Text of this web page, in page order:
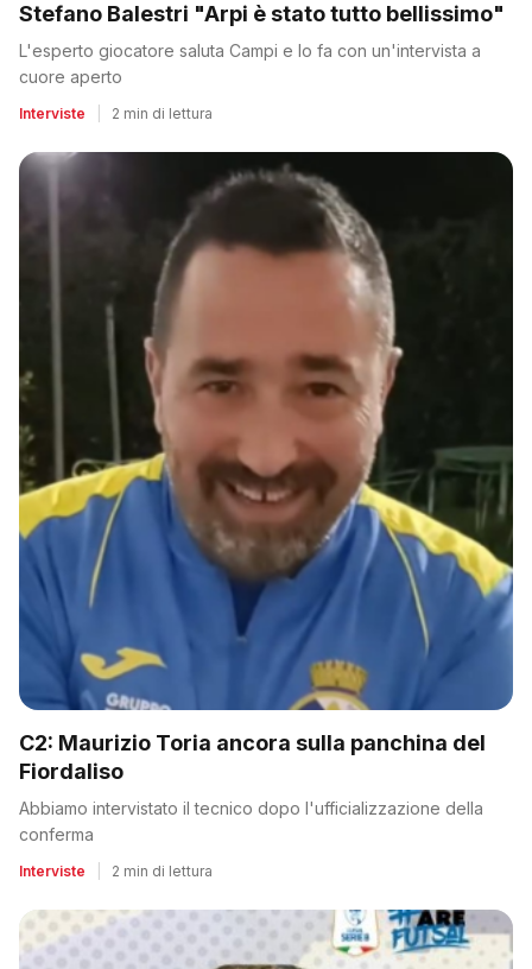
Stefano Balestri "Arpi è stato tutto bellissimo"
L'esperto giocatore saluta Campi e lo fa con un'intervista a
cuore aperto
Interviste 2 min di lettura
C2: Maurizio Toria ancora sulla panchina del
Fiordaliso
Abbiamo intervistato il tecnico dopo l'ufficializzazione della
conferma
Interviste 2 min di lettura